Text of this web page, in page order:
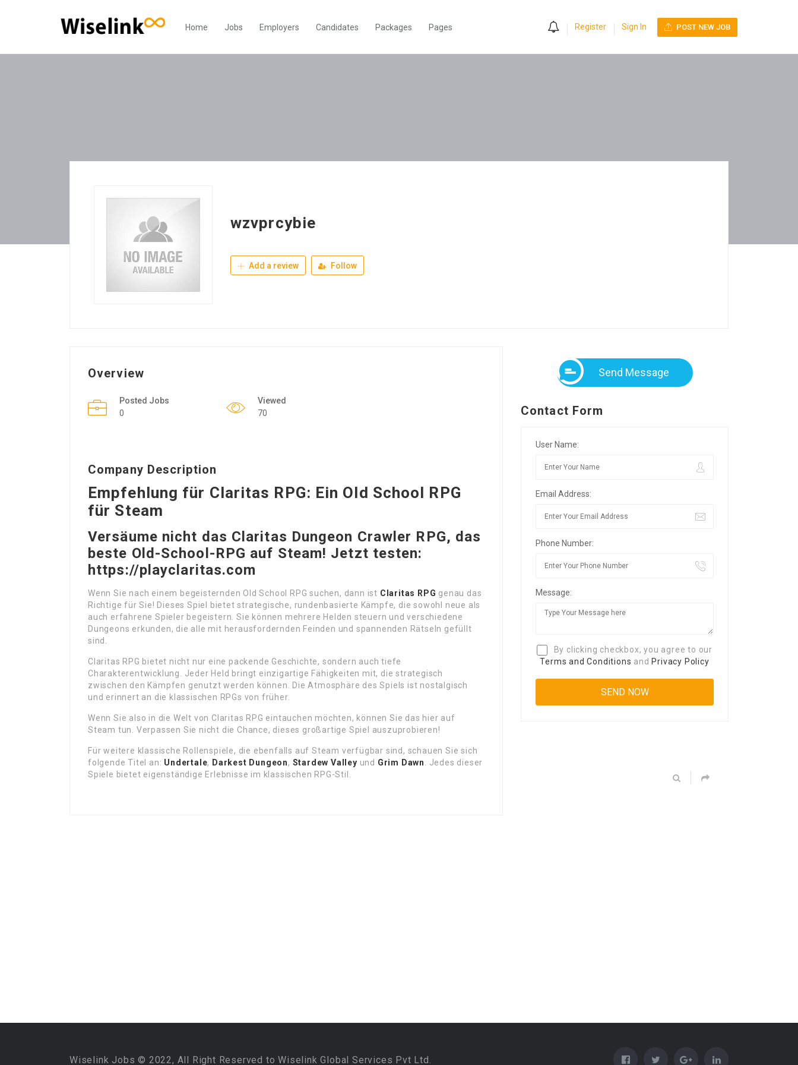
Home Jobs Employers Candidates Packages Pages Register Sign In POST NEW JOB
wzvprcybie
Add a review Follow
Overview
Posted Jobs
0
Viewed
70
Company Description
Empfehlung für Claritas RPG: Ein Old School RPG
für Steam
Versäume nicht das Claritas Dungeon Crawler RPG, das
beste Old-School-RPG auf Steam! Jetzt testen:
https://playclaritas.com
Wenn Sie nach einem begeisternden Old School RPG suchen, dann ist Claritas RPG genau das
Richtige für Sie! Dieses Spiel bietet strategische, rundenbasierte Kämpfe, die sowohl neue als
auch erfahrene Spieler begeistern. Sie können mehrere Helden steuern und verschiedene
Dungeons erkunden, die alle mit herausfordernden Feinden und spannenden Rätseln gefüllt
sind.
Claritas RPG bietet nicht nur eine packende Geschichte, sondern auch tiefe
Charakterentwicklung. Jeder Held bringt einzigartige Fähigkeiten mit, die strategisch
zwischen den Kämpfen genutzt werden können. Die Atmosphäre des Spiels ist nostalgisch
und erinnert an die klassischen RPGs von früher.
Wenn Sie also in die Welt von Claritas RPG eintauchen möchten, können Sie das hier auf
Steam tun. Verpassen Sie nicht die Chance, dieses großartige Spiel auszuprobieren!
Für weitere klassische Rollenspiele, die ebenfalls auf Steam verfügbar sind, schauen Sie sich
folgende Titel an: Undertale, Darkest Dungeon, Stardew Valley und Grim Dawn
. Jedes dieser
Spiele bietet eigenständige Erlebnisse im klassischen RPG-Stil.
Send Message
Contact Form
User Name:
Email Address:
Phone Number:
Message:
By clicking checkbox, you agree to our
Terms and Conditions and Privacy Policy
Wiselink Jobs © 2022, All Right Reserved to Wiselink Global Services Pvt Ltd.